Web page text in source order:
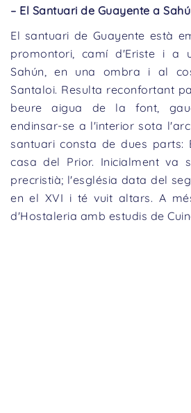
– El Santuari de Guayente a
El santuari de Guayente està
promontori, camí d'Eriste i a
Sahún, en una ombra i al
Santaloi. Resulta reconfortant
beure aigua de la font,
endinsar-se a l'interior sota
santuari consta de dues parts:
casa del Prior. Inicialment va
precristià; l'església data del
en el XVI i té vuit altars. A
d'Hostaleria amb estudis de